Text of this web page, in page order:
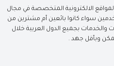
الالكترونية المتخصصة في مجال
سواء كانوا بائعين أم مشترين من
بجميع الدول العربية خلال
وبأقل جهد .